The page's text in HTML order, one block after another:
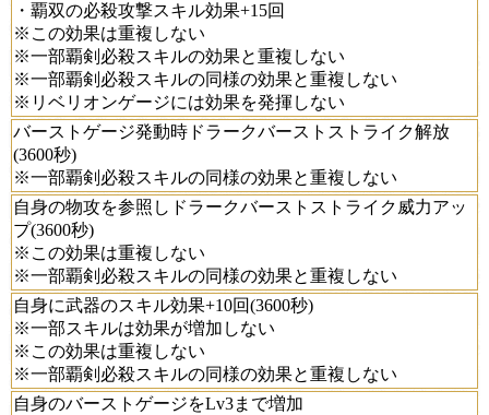
・覇双の必殺攻撃スキル効果+15回
※この効果は重複しない
※一部覇剣必殺スキルの効果と重複しない
※一部覇剣必殺スキルの同様の効果と重複しない
※リベリオンゲージには効果を発揮しない
バーストゲージ発動時ドラークバーストストライク解放
(3600秒)
※一部覇剣必殺スキルの同様の効果と重複しない
自身の物攻を参照しドラークバーストストライク威力アッ
プ(3600秒)
※この効果は重複しない
※一部覇剣必殺スキルの同様の効果と重複しない
自身に武器のスキル効果+10回(3600秒)
※一部スキルは効果が増加しない
※この効果は重複しない
※一部覇剣必殺スキルの同様の効果と重複しない
自身のバーストゲージをLv3まで増加